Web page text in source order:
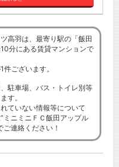
高羽は、最寄り駅の「飯田
分にある賃貸マンションで
ございます。
駐車場、バス・トイレ別等
す。
ていない情報等について
ミニミニＦＣ飯田アップル
ご連絡ください！